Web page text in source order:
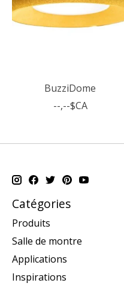
BuzziDome
--,--$CA
Catégories
Produits
Salle de montre
Applications
Inspirations